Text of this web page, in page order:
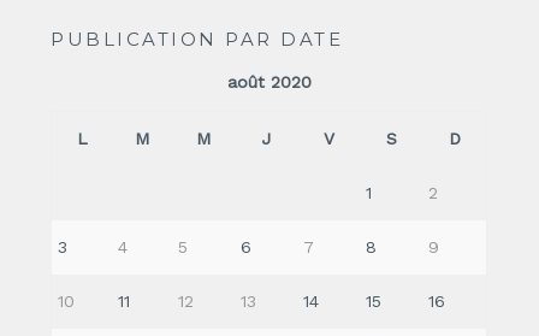
PUBLICATION PAR DATE
août 2020
L M M J V S D
1 2
3 4 5 6 7 8 9
10 11 12 13 14 15 16